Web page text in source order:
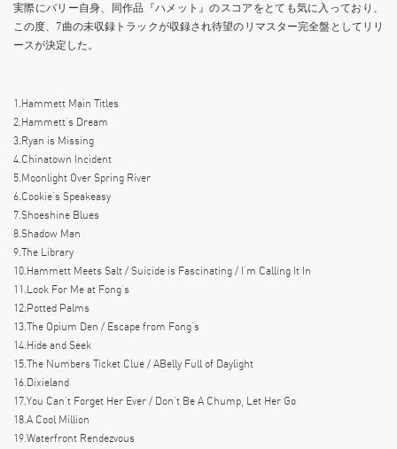
実際にバリー自身、同作品『ハメット』のスコアをとても気に入っており、
この度、7曲の未収録トラックが収録され待望のリマスター完全盤としてリリ
ースが決定した。
1.Hammett Main Titles
2.Hammett’s Dream
3.Ryan is Missing
4.Chinatown Incident
5.Moonlight Over Spring River
6.Cookie’s Speakeasy
7.Shoeshine Blues
8.Shadow Man
9.The Library
10.Hammett Meets Salt / Suicide is Fascinating / I’m Calling It In
11.Look For Me at Fong’s
12.Potted Palms
13.The Opium Den / Escape from Fong’s
14.Hide and Seek
15.The Numbers Ticket Clue / ABelly Full of Daylight
16.Dixieland
17.You Can’t Forget Her Ever / Don’t Be A Chump, Let Her Go
18.A Cool Million
19.Waterfront Rendezvous